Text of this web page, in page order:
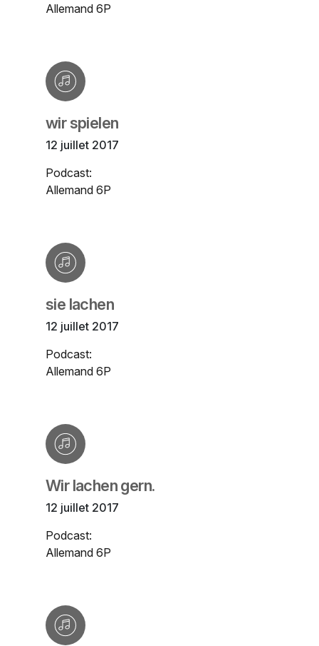
Allemand 6P
wir spielen
12 juillet 2017
Podcast:
Allemand 6P
sie lachen
12 juillet 2017
Podcast:
Allemand 6P
Wir lachen gern.
12 juillet 2017
Podcast:
Allemand 6P